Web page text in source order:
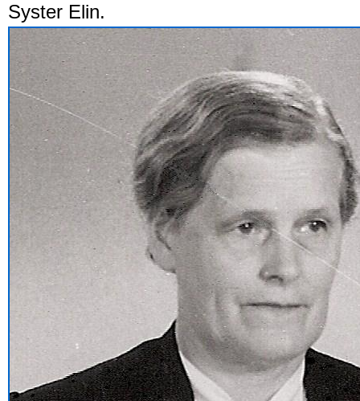
Syster Elin.